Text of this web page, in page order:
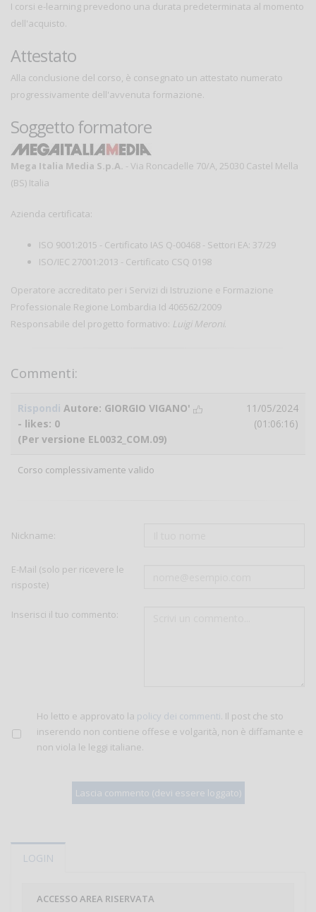
LOGIN
ACCESSO AREA RISERVATA
I corsi e-learning prevedono una durata predeterminata al momento
dell'acquisto.
Attestato
Alla conclusione del corso, è consegnato un attestato numerato
progressivamente dell'avvenuta formazione.
Soggetto formatore
Mega Italia Media S.p.A. - Via Roncadelle 70/A, 25030 Castel Mella
(BS) Italia
Azienda certificata:
ISO 9001:2015 - Certificato IAS Q-00468 - Settori EA: 37/29
ISO/IEC 27001:2013 - Certificato CSQ 0198
Operatore accreditato per i Servizi di Istruzione e Formazione
Professionale Regione Lombardia Id 406562/2009
Responsabile del progetto formativo: Luigi Meroni.
Commenti:
Rispondi Autore: GIORGIO VIGANO'
- likes: 0
(Per versione EL0032_COM.09)
11/05/2024
(01:06:16)
Corso complessivamente valido
Nickname:
E-Mail (solo per ricevere le
risposte)
Inserisci il tuo commento:
Ho letto e approvato la policy dei commenti. Il post che sto
inserendo non contiene offese e volgarità, non è diffamante e
non viola le leggi italiane.